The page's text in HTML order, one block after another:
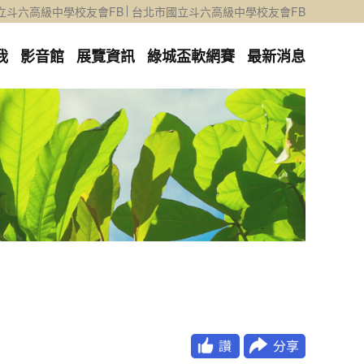
斗六高級中學校友會FB 台北市國立斗六高級中學校友會FB
影音館 展覽資訊 綠城盃軟網賽 最新消息